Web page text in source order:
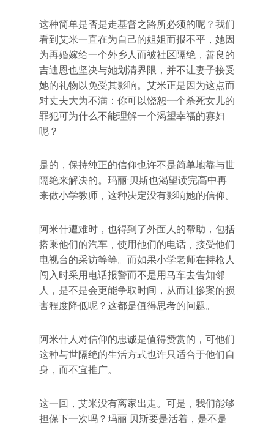
这种简单是否是走基督之路所必须的呢？我们
看到艾米一直在为自己的姐姐而报不平，她因
为再婚嫁给一个外乡人而被社区隔绝，善良的
吉迪恩也坚决与她划清界限，并不让妻子接受
她的礼物以免受其影响。艾米正是因为这点而
对丈夫大为不满：你可以饶恕一个杀死女儿的
罪犯可为什么不能理解一个渴望幸福的寡妇
呢？
是的，保持纯正的信仰也许不是简单地靠与世
隔绝来解决的。玛丽·贝斯也渴望读完高中再
来做小学教师，这种决定没有影响她的信仰。
阿米什遭难时，也得到了外面人的帮助，包括
搭乘他们的汽车，使用他们的电话，接受他们
电视台的采访等等。而如果小学老师在持枪人
闯入时采用电话报警而不是用马车去告知邻
人，是不是会更能争取时间，从而让惨案的损
害程度降低呢？这都是值得思考的问题。
阿米什人对信仰的忠诚是值得赞赏的，可他们
这种与世隔绝的生活方式也许只适合于他们自
身，而不宜推广。
这一回，艾米没有离家出走。可是，我们能够
担保下一次吗？玛丽·贝斯要是活着，是不是